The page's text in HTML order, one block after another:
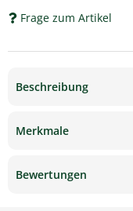
Frage zum Artikel
Beschreibung
Merkmale
Bewertungen